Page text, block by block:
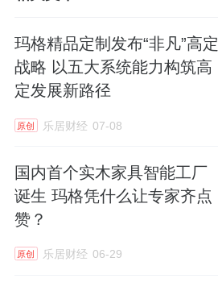
玛格精品定制发布“非凡”高定
战略 以五大系统能力构筑高
定发展新路径
原创 乐居财经 07-08
国内首个实木家具智能工厂
诞生 玛格凭什么让专家齐点
赞？
原创 乐居财经 06-29